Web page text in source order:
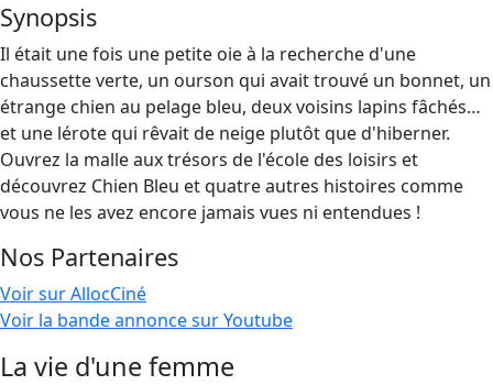
Synopsis
Il était une fois une petite oie à la recherche d'une
chaussette verte, un ourson qui avait trouvé un bonnet, un
étrange chien au pelage bleu, deux voisins lapins fâchés…
et une lérote qui rêvait de neige plutôt que d'hiberner.
Ouvrez la malle aux trésors de l'école des loisirs et
découvrez Chien Bleu et quatre autres histoires comme
vous ne les avez encore jamais vues ni entendues !
Nos Partenaires
Voir sur AllocCiné
Voir la bande annonce sur Youtube
La vie d'une femme